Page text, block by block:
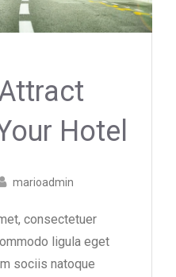
Hotel
marioadmin
consectetuer
ligula eget
sociis natoque